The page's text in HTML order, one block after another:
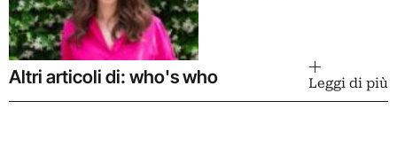
Altri articoli di: who's who Leggi di più